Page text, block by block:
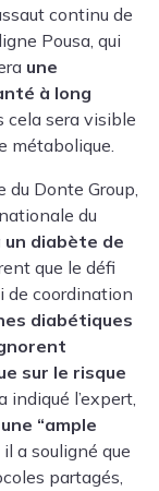
continu de
Pousa, qui
une
à long
cela sera visible
métabolique.
du Donte Group,
du
diabète de
que le défi
de coordination
diabétiques
sur le risque
indiqué l’expert,
“ample
il a souligné que
partagés,